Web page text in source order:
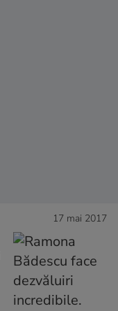
17 mai 2017